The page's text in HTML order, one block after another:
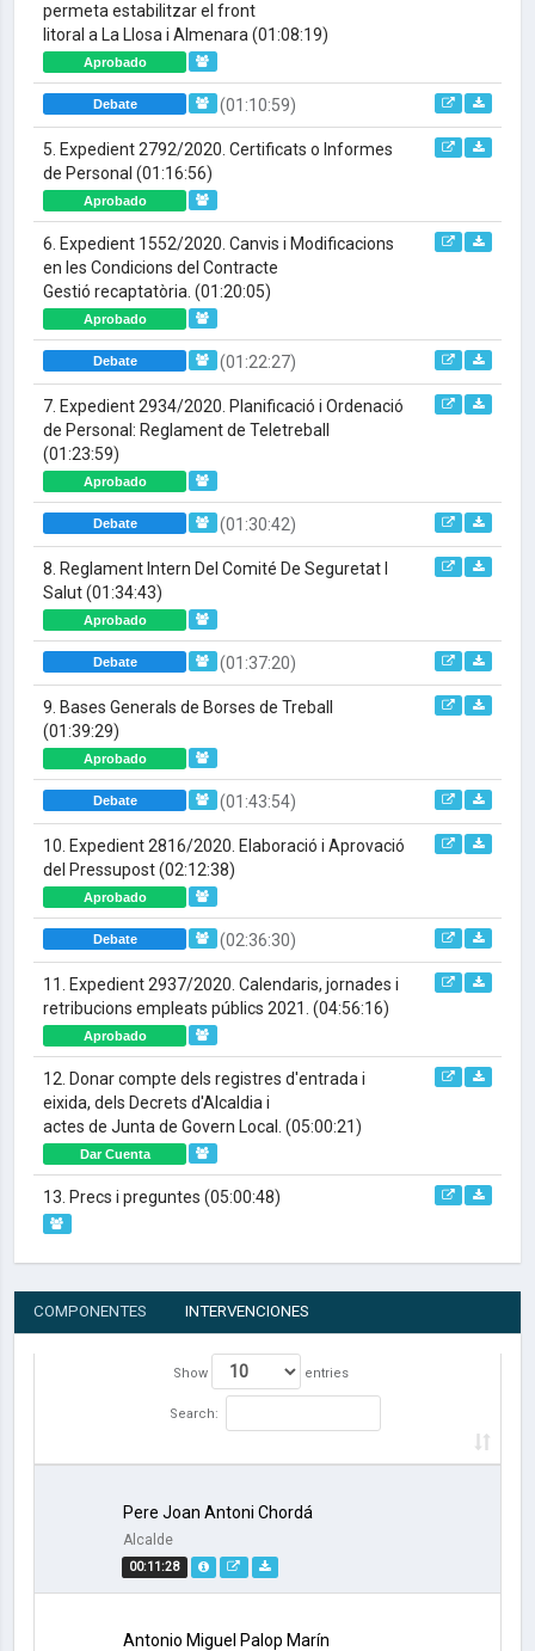
permeta estabilitzar el front
litoral a La Llosa i Almenara (01:08:19)
Aprobado
Debate (01:10:59)
5. Expedient 2792/2020. Certificats o Informes
de Personal (01:16:56)
Aprobado
6. Expedient 1552/2020. Canvis i Modificacions
en les Condicions del Contracte
Gestió recaptatòria. (01:20:05)
Aprobado
Debate (01:22:27)
7. Expedient 2934/2020. Planificació i Ordenació
de Personal: Reglament de Teletreball
(01:23:59)
Aprobado
Debate (01:30:42)
8. Reglament Intern Del Comité De Seguretat I
Salut(01:34:43)
Aprobado
Debate (01:37:20)
9. Bases Generals de Borses de Treball
(01:39:29)
Aprobado
Debate (01:43:54)
10. Expedient 2816/2020. Elaboració i Aprovació
del Pressupost(02:12:38)
Aprobado
Debate (02:36:30)
11. Expedient 2937/2020. Calendaris, jornades i
retribucions empleats públics 2021. (04:56:16)
Aprobado
12. Donar compte dels registres d'entrada i
eixida, dels Decrets d'Alcaldia i
actes de Junta de Govern Local. (05:00:21)
Dar Cuenta
13. Precs i preguntes (05:00:48)
COMPONENTES INTERVENCIONES
Show entries
Search:
00:11:28
Pere Joan Antoni Chordá
Alcalde
Antonio Miguel Palop Marín